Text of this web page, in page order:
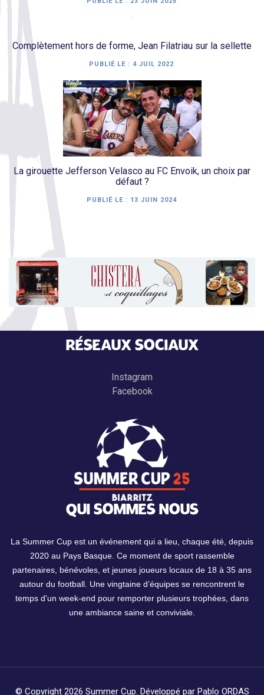
Complètement hors de forme, Jean Filatriau sur la sellette
PUBLIÉ LE : 4 JUIL 2022
La girouette Jefferson Velasco au FC Envoik, un choix par
défaut ?
PUBLIÉ LE : 13 JUIN 2024
RÉSEAUX SOCIAUX
Instagram
Facebook
QUI SOMMES NOUS
La Summer Cup est un événement qui a lieu, chaque été, depuis
2020 au Pays Basque. Ce moment de sport rassemble
partenaires, bénévoles, et jeunes joueurs locaux de 18 à 35 ans
autour du football. Une vingtaine d’équipes se rencontrent le
temps d'un week-end pour remporter plusieurs trophées, dans
une ambiance saine et conviviale.
© Copyright 2026 Summer Cup. Développé par Pablo ORDAS